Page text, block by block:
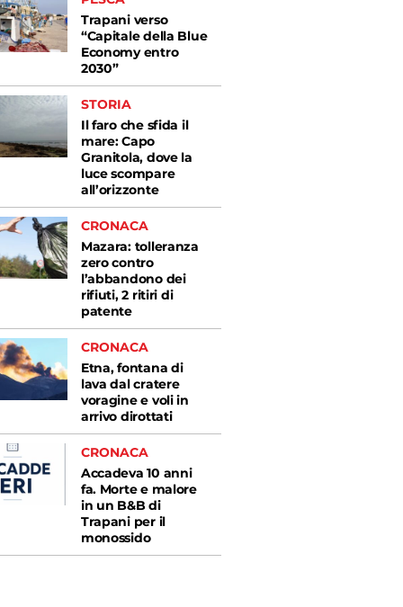
Trapani verso
“Capitale della Blue
Economy entro
2030”
STORIA
Il faro che sfida il
mare: Capo
Granitola, dove la
luce scompare
all’orizzonte
CRONACA
Mazara: tolleranza
zero contro
l’abbandono dei
rifiuti, 2 ritiri di
patente
CRONACA
Etna, fontana di
lava dal cratere
voragine e voli in
arrivo dirottati
CRONACA
Accadeva 10 anni
fa. Morte e malore
in un B&B di
Trapani per il
monossido